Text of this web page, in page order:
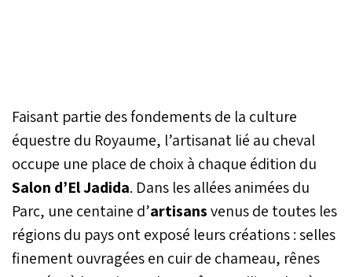
Faisant partie des fondements de la culture
équestre du Royaume, l’artisanat lié au cheval
occupe une place de choix à chaque édition du
Salon d’El Jadida. Dans les allées animées du
Parc, une centaine d’artisansvenus de toutes les
régions du pays ont exposé leurs créations : selles
finement ouvragées en cuir de chameau, rênes